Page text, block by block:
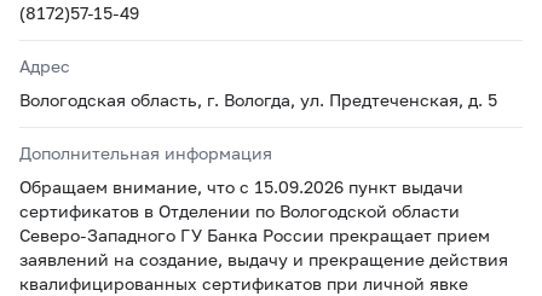
(8172)57-15-49
Адрес
Вологодская область, г. Вологда, ул. Предтеченская, д. 5
Дополнительная информация
Обращаем внимание, что с 15.09.2026 пункт выдачи
сертификатов в Отделении по Вологодской области
Северо-Западного ГУ Банка России прекращает прием
заявлений на создание, выдачу и прекращение действия
квалифицированных сертификатов при личной явке